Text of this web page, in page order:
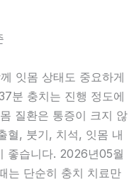
잇몸 상태도 중요하게
분 충치는 진행 정도에
질환은 통증이 크지 않
혈, 붓기, 치석, 잇몸 내
좋습니다. 2026년05월
는 단순히 충치 치료만